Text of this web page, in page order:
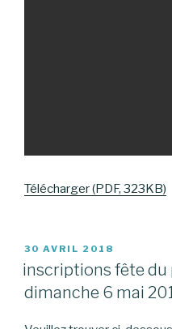
Télécharger (PDF, 323KB)
PUBLIÉ
LE
30 AVRIL 2018
inscriptions fête du
dimanche 6 mai